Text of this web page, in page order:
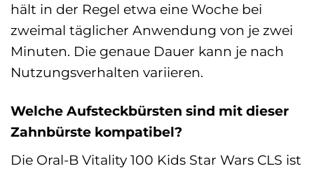
hält in der Regel etwa eine Woche bei
zweimal täglicher Anwendung von je zwei
Minuten. Die genaue Dauer kann je nach
Nutzungsverhalten variieren.
Welche Aufsteckbürsten sind mit dieser
Zahnbürste kompatibel?
Die Oral-B Vitality 100 Kids Star Wars CLS ist